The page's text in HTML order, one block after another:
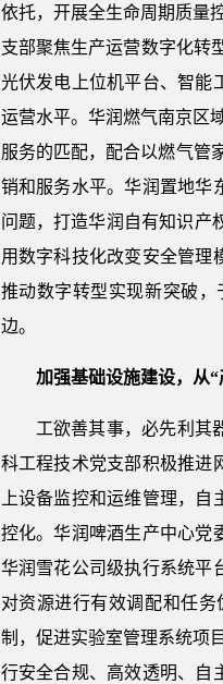
依托，开展全生命周期质量
支部聚焦生产运营数字化转
光伏发电上位机平台、智能
运营水平。华润燃气南京区
服务的匹配，配合以燃气管
销和服务水平。华润置地华
问题，打造华润自有知识产
用数字科技化改变安全管理
推动数字转型实现新突破
边。
加强基础设施建设，从
工欲善其事，必先利其
科工程技术党支部积极推进
上设备监控和运维管理，
控化。华润啤酒生产中心党
华润雪花公司级执行系统平
对资源进行有效调配和任
制，促进实验室管理系统项
行安全合规、高效透明、自